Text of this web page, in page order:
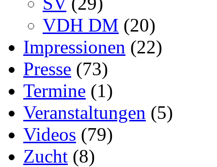
VDH DM (20)
Impressionen (22)
Presse (73)
Termine (1)
Veranstaltungen (5)
Videos (79)
Zucht (8)